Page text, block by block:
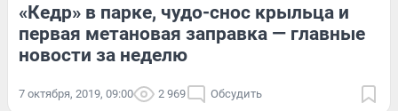
«Кедр» в парке, чудо-снос крыльца и
первая метановая заправка — главные
новости за неделю
7 октября, 2019, 09:00 2 969 Обсудить